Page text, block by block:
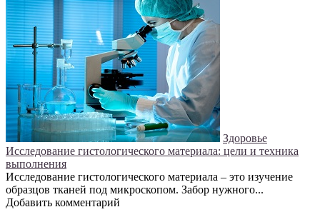
Здоровье
Исследование гистологического материала: цели и техника
выполнения
Исследование гистологического материала – это изучение
образцов тканей под микроскопом. Забор нужного...
Добавить комментарий